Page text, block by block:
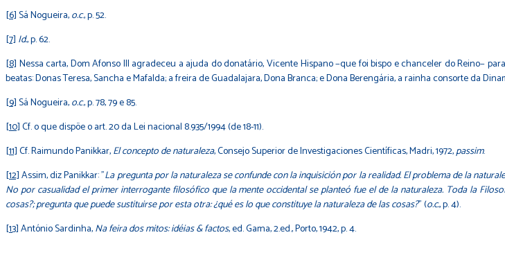
[6]Sá Nogueira,o.c., p. 52.
[7] Id., p. 62.
[8] Nessa carta, Dom Afonso III agradeceu a ajuda do donatário, Vicente Hispano −que foi bispo e chanceler do Reino−
beatas: Donas Teresa, Sancha e Mafalda; a freira de Guadalajara, Dona Branca; e Dona Berengária, a rainha consorte da
[9]Sá Nogueira,o.c., p. 78, 79 e 85.
[10]Cf. o que dispõe o art. 20 da Lei nacional 8.935/1994 (de 18-11).
[11]Cf. Raimundo Panikkar,El concepto de naturaleza, Consejo Superior de Investigaciones Científicas, Madri, 1972,passim.
[12]Assim, diz Panikkar: "La pregunta por la naturaleza se confunde con la inquisición por la realidad. El problema de la
No por casualidad el primer interrogante filosófico que la mente occidental se planteó fue el de la naturaleza. Toda la
cosas?; pregunta que puede sustituirse por esta otra: ¿qué es lo que constituye la naturaleza de las cosas?" (o.c., p. 4).
[13]António Sardinha,Na feira dos mitos: idéias & factos, ed. Gama, 2.ed., Porto, 1942, p. 4.